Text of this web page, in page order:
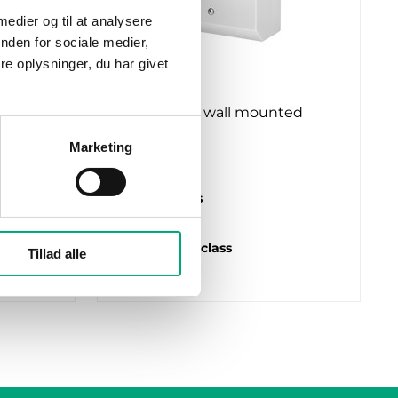
og til at analysere
for sociale medier,
oplysninger, du har givet
Marketing
Tillad alle
REGIN
Transformer, wall mounted
Max load
75 VA
Isolation class
II
Temperature class